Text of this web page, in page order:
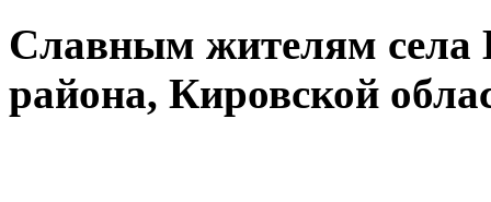
Славным жителям села
района, Кировской